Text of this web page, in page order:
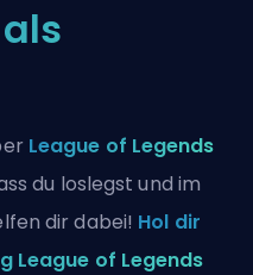
League of Legends
du loslegst und im
dir dabei! Hol dir
League of Legends